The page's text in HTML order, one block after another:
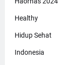
Healthy
Hidup Sehat
Indonesia